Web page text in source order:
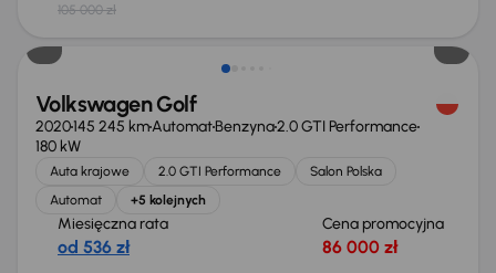
105 000 zł
Taniej o 2 000 zł
Volkswagen Golf
2020145 245 kmAutomatBenzyna2.0 GTI Performance
180 kW
Auta krajowe 2.0 GTI Performance
Salon Polska
Automat
+5 kolejnych
Miesięczna rata
od 536 zł
Cena promocyjna
86 000 zł